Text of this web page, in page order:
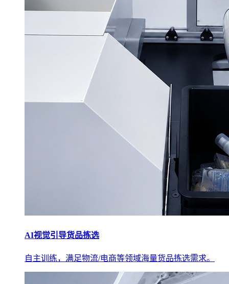
AI视觉引导货品拣选
自主训练，满足物流/电商等领域海量货品拣选需求。